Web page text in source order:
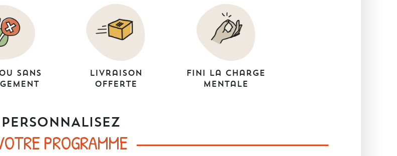
sans
Livraison
offerte
Fini la charge
mentale
PERSONNALISEZ
PROGRAMME